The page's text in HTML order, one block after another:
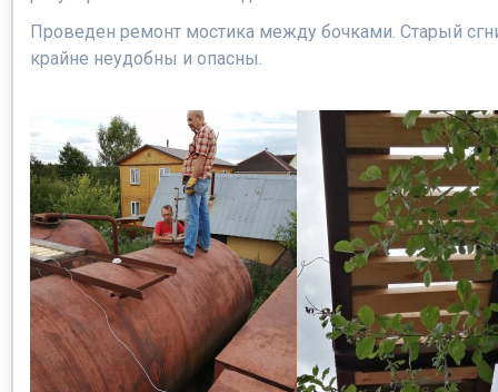
Проведен ремонт мостика между бочками. Старый
крайне неудобны и опасны.